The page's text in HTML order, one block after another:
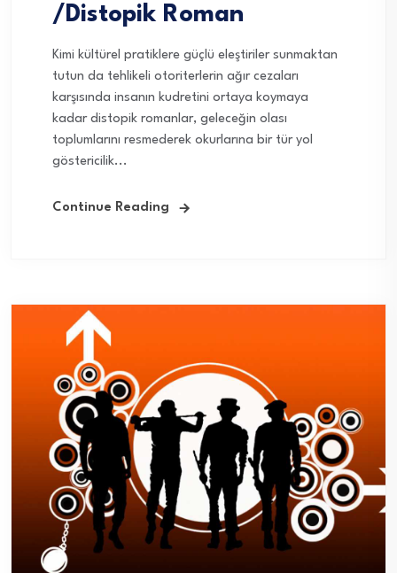
/Distopik Roman
Kimi kültürel pratiklere güçlü eleştiriler sunmaktan
tutun da tehlikeli otoriterlerin ağır cezaları
karşısında insanın kudretini ortaya koymaya
kadar distopik romanlar, geleceğin olası
toplumlarını resmederek okurlarına bir tür yol
göstericilik...
Continue Reading